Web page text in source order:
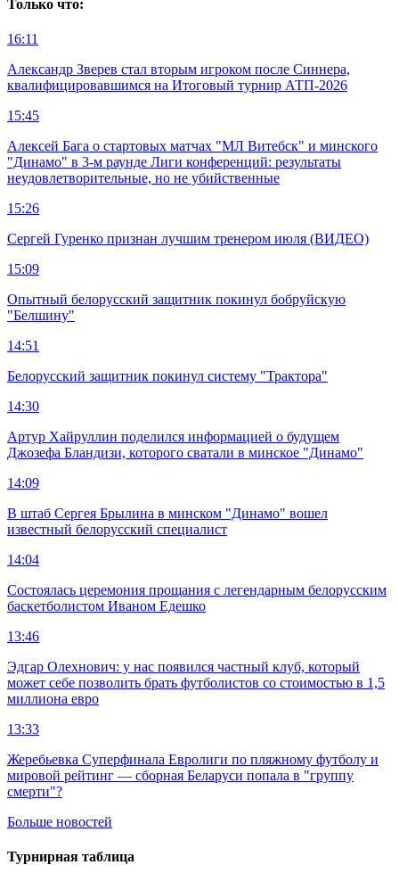
Только что:
16:11
Александр Зверев стал вторым игроком после Синнера,
квалифицировавшимся на Итоговый турнир АТП-2026
15:45
Алексей Бага о стартовых матчах "МЛ Витебск" и минского
"Динамо" в 3-м раунде Лиги конференций: результаты
неудовлетворительные, но не убийственные
15:26
Сергей Гуренко признан лучшим тренером июля (ВИДЕО)
15:09
Опытный белорусский защитник покинул бобруйскую
"Белшину"
14:51
Белорусский защитник покинул систему "Трактора"
14:30
Артур Хайруллин поделился информацией о будущем
Джозефа Бландизи, которого сватали в минское "Динамо"
14:09
В штаб Сергея Брылина в минском "Динамо" вошел
известный белорусский специалист
14:04
Состоялась церемония прощания с легендарным белорусским
баскетболистом Иваном Едешко
13:46
Эдгар Олехнович: у нас появился частный клуб, который
может себе позволить брать футболистов со стоимостью в 1,5
миллиона евро
13:33
Жеребьевка Суперфинала Евролиги по пляжному футболу и
мировой рейтинг — сборная Беларуси попала в "группу
смерти"?
Больше новостей
Турнирная таблица